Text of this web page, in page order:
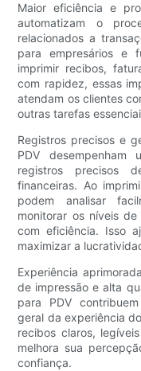
Maior eficiência e
automatizam o
relacionados a
para empresários e
imprimir recibos,
com rapidez, essas
atendam os clientes
outras tarefas
Registros precisos e
PDV
registros precisos
financeiras. Ao
podem analisar
monitorar os níveis
com eficiência. Isso
maximizar a
Experiência
de impressão e alta
para PDV
geral da experiência
recibos claros,
melhora sua
confiança.